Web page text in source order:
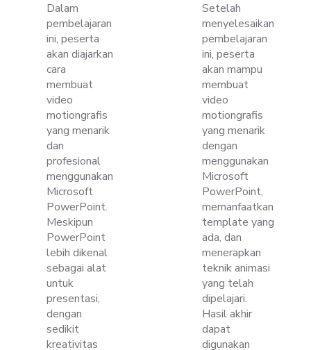
Dalam
pembelajaran
ini, peserta
akan diajarkan
cara
membuat
video
motiongrafis
yang menarik
dan
profesional
menggunakan
Microsoft
PowerPoint.
Meskipun
PowerPoint
lebih dikenal
sebagai alat
untuk
presentasi,
dengan
sedikit
kreativitas
Setelah
menyelesaikan
pembelajaran
ini, peserta
akan mampu
membuat
video
motiongrafis
yang menarik
dengan
menggunakan
Microsoft
PowerPoint,
memanfaatkan
template yang
ada, dan
menerapkan
teknik animasi
yang telah
dipelajari.
Hasil akhir
dapat
digunakan